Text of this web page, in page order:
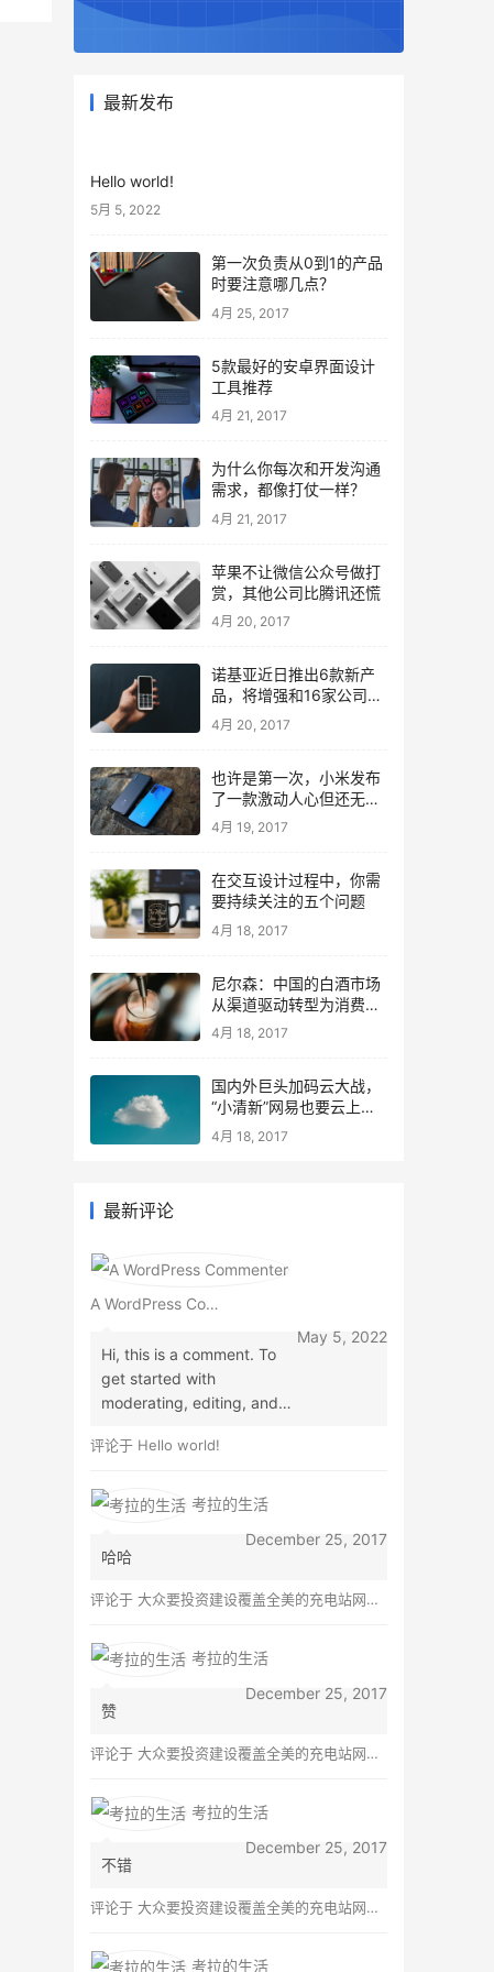
最新发布
Hello world!
5月 5, 2022
第一次负责从0到1的产品
时要注意哪几点？
4月 25, 2017
5款最好的安卓界面设计
工具推荐
4月 21, 2017
为什么你每次和开发沟通
需求，都像打仗一样？
4月 21, 2017
苹果不让微信公众号做打
赏，其他公司比腾讯还慌
4月 20, 2017
诺基亚近日推出6款新产
品，将增强和16家公司合
作，VR领域发力明显
4月 20, 2017
也许是第一次，小米发布
了一款激动人心但还无法
量产的手机
4月 19, 2017
在交互设计过程中，你需
要持续关注的五个问题
4月 18, 2017
尼尔森：中国的白酒市场
从渠道驱动转型为消费驱
动
4月 18, 2017
国内外巨头加码云大战，
“小清新”网易也要云上升
级
4月 18, 2017
最新评论
A WordPress Commenter
May 5, 2022
Hi, this is a comment. To
get started with
moderating, editing, and
visit the Comments screen
Commenter av…
评论于 Hello world!
考拉的生活
December 25, 2017
哈哈
评论于 大众要投资建设覆盖全美的充电站网络，特斯拉也没闲着
考拉的生活
December 25, 2017
赞
评论于 大众要投资建设覆盖全美的充电站网络，特斯拉也没闲着
考拉的生活
December 25, 2017
不错
评论于 大众要投资建设覆盖全美的充电站网络，特斯拉也没闲着
考拉的生活